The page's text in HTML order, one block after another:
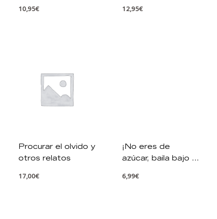
10,95€ 12,95€
Procurar el olvido y
otros relatos
17,00€
¡No eres de
azúcar, baila bajo la
6,99€